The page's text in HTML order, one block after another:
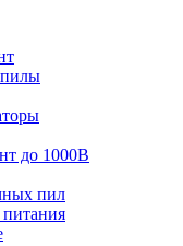
до 1000В
пил